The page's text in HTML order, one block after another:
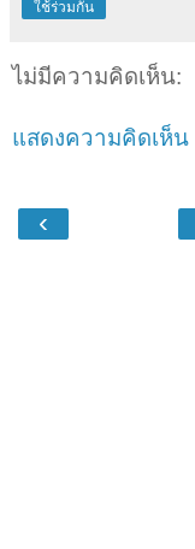
ใช้ร่วมกัน
ไม่มีความคิดเห็น:
แสดงความคิดเห็น
‹